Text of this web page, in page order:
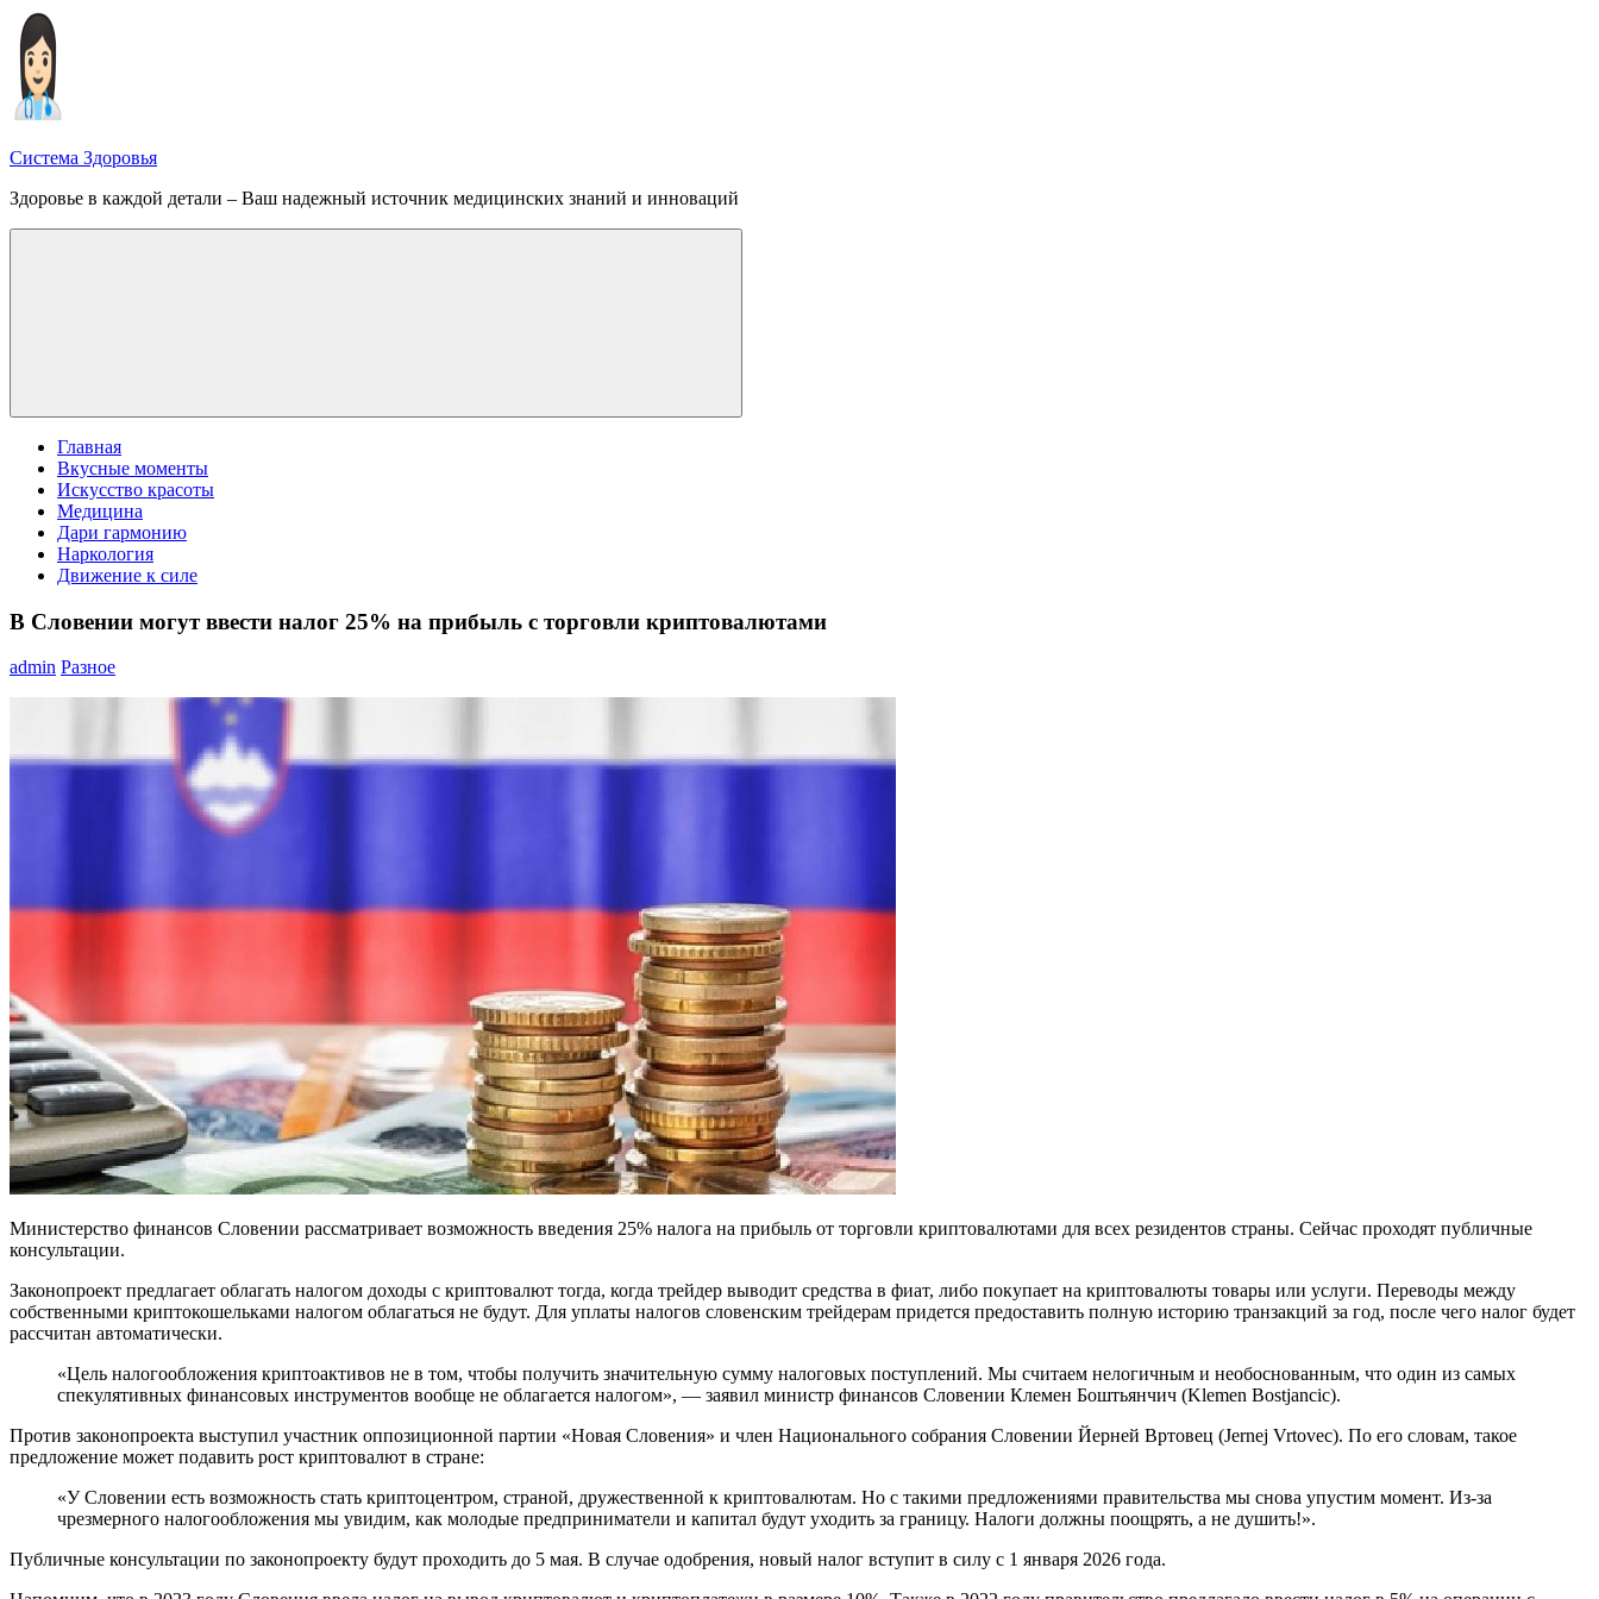
Перейти
содержимому
Система Здоровья
Здоровье в каждой детали – Ваш надежный источник медицинских знаний и инноваций
Меню
Главная
Вкусные моменты
Искусство красоты
Медицина
Дари гармонию
Наркология
Движение к силе
В Словении могут ввести налог 25% на прибыль с торговли криптовалютами
admin Разное
Министерство финансов Словении рассматривает возможность введения 25% налога на прибыль от торговли криптовалютами для всех резидентов страны. Сейчас проходят публичные
консультации.
Законопроект предлагает облагать налогом доходы с криптовалют тогда, когда трейдер выводит средства в фиат, либо покупает на криптовалюты товары или услуги. Переводы между
собственными криптокошельками налогом облагаться не будут. Для уплаты налогов словенским трейдерам придется предоставить полную историю транзакций за год, после чего налог будет
рассчитан автоматически.
«Цель налогообложения криптоактивов не в том, чтобы получить значительную сумму налоговых поступлений. Мы считаем нелогичным и необоснованным, что один из самых
спекулятивных финансовых инструментов вообще не облагается налогом», ― заявил министр финансов Словении Клемен Боштьянчич (Klemen Bostjancic).
Против законопроекта выступил участник оппозиционной партии «Новая Словения» и член Национального собрания Словении Йерней Вртовец (Jernej Vrtovec). По его словам, такое
предложение может подавить рост криптовалют в стране:
«У Словении есть возможность стать криптоцентром, страной, дружественной к криптовалютам. Но с такими предложениями правительства мы снова упустим момент. Из-за
чрезмерного налогообложения мы увидим, как молодые предприниматели и капитал будут уходить за границу. Налоги должны поощрять, а не душить!».
Публичные консультации по законопроекту будут проходить до 5 мая. В случае одобрения, новый налог вступит в силу с 1 января 2026 года.